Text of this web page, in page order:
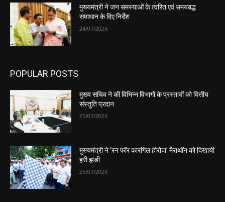
मुख्यमंत्री ने जन समस्याओं के त्वरित एवं समयबद्ध
समाधान के दिए निर्देश
24/07/2026
POPULAR POSTS
मुख्य सचिव ने की विभिन्न विभागों के प्रस्तावों को वित्तीय
संस्तुति प्रदान
25/07/2026
मुख्यमंत्री ने ‘रन फॉर कारगिल हीरोज’ मैराथॉन को दिखायी
हरी झंडी
25/07/2026